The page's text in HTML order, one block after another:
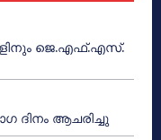
ജെ.എഫ്.എസ്.
ദിനം ആചരിച്ചു